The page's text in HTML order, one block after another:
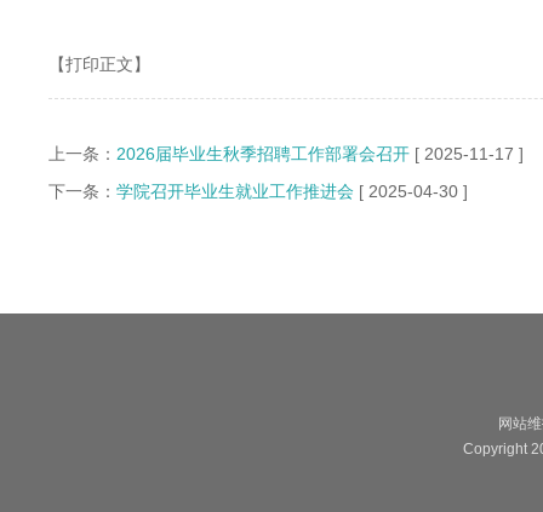
【打印正文】
上一条： 2026届毕业生秋季招聘工作部署会召开 [ 2025-11-17 ]
下一条： 学院召开毕业生就业工作推进会 [ 2025-04-30 ]
网站
Copyright